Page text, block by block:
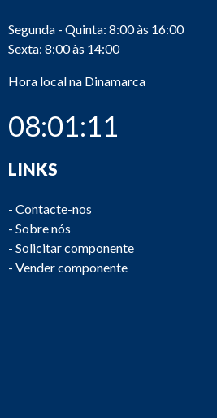
Segunda - Quinta: 8:00 às 16:00
Sexta: 8:00 às 14:00
Hora local na Dinamarca
08:01:11
LINKS
- Contacte-nos
- Sobre nós
- Solicitar componente
- Vender componente